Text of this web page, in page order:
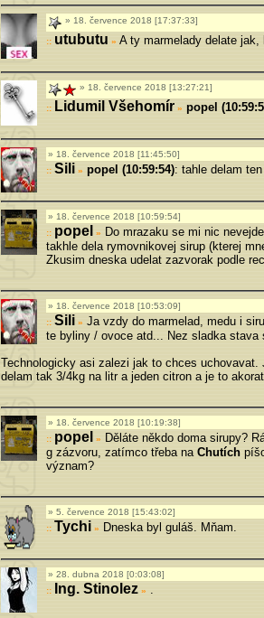
18. července 2018 [17:37:33]
utubutu » A ty marmelady delate
18. července 2018 [13:27:21]
Lidumil Všehomír» popel
18. července 2018 [11:45:50]
Sili » popel (10:59:54): tahle delam
18. července 2018 [10:59:54]
popel »
Do mrazaku se mi nic
takhle dela rymovnikovej sirup (kterej
Zkusim dneska udelat zazvorak podle
18. července 2018 [10:53:09]
Sili » Ja vzdy do marmelad, medu i
te byliny / ovoce atd... Nez sladka stava
Technologicky asi zalezi jak to chces
delam tak 3/4kg na litr a jeden citron a je to
18. července 2018 [10:19:38]
popel » Děláte někdo doma sirupy?
g zázvoru, zatímco třeba na Chutích
význam?
5. července 2018 [15:43:02]
Tychi » Dneska byl guláš. Mňam.
28. dubna 2018 [0:03:08]
Ing. Stinolez»